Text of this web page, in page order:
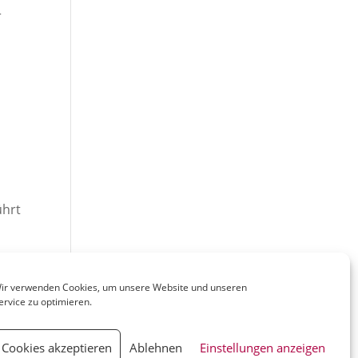
verwenden Cookies, um unsere Website und unseren
zu optimieren.
Cookies akzeptieren Ablehnen Einstellungen anzeigen